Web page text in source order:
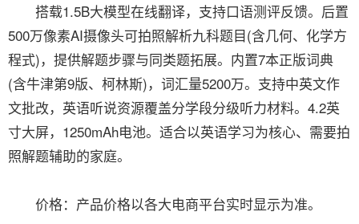
搭载1.5B大模型在线翻译，支持口语测评反馈。后置
500万像素AI摄像头可拍照解析九科题目(含几何、化学方
程式)，提供解题步骤与同类题拓展。内置7本正版词典
(含牛津第9版、柯林斯)，词汇量5200万。支持中英文作
文批改，英语听说资源覆盖分学段分级听力材料。4.2英
寸大屏，1250mAh电池。适合以英语学习为核心、需要拍
照解题辅助的家庭。
价格：产品价格以各大电商平台实时显示为准。